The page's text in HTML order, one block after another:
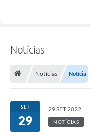
Notícias
Notícias Notícia
SET
29
29 SET 2022
NOTÍCIAS